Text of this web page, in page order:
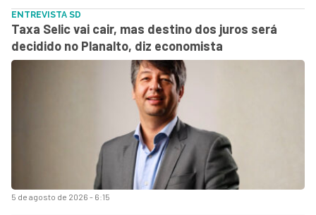
5 de agosto de 2026 - 6:15
ENTREVISTA SD
Taxa Selic vai cair, mas destino dos juros será
decidido no Planalto, diz economista